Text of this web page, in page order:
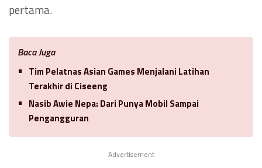
pertama.
Baca Juga
Tim Pelatnas Asian Games Menjalani Latihan
Terakhir di Ciseeng
Nasib Awie Nepa: Dari Punya Mobil Sampai
Pengangguran
Advertisement